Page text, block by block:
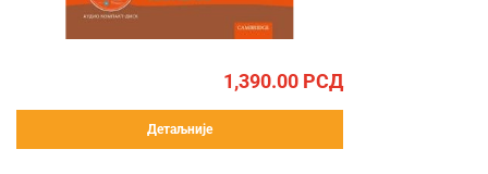
1,390.00 РСД
Детаљније